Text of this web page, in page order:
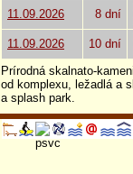
11.09.2026 8 dní
11.09.2026 10 dní
Prírodná skalnato-
od komplexu, ležadlá a
a splash park.